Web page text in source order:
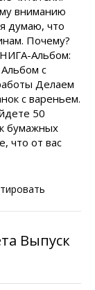
вниманию
думаю, что
Почему?
Альбом:
с
Делаем
с вареньем.
50
бумажных
что от вас
Выпуск